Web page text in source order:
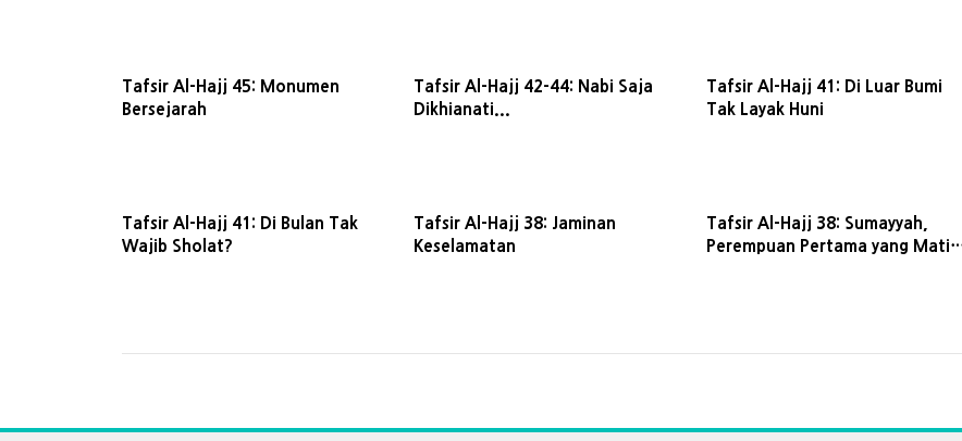
Tafsir Al-Hajj 45: Monumen
Bersejarah
Tafsir Al-Hajj 42-44: Nabi Saja
Dikhianati...
Tafsir Al-Hajj 41: Di Luar Bumi
Tak Layak Huni
Tafsir Al-Hajj 41: Di Bulan Tak
Wajib Sholat?
Tafsir Al-Hajj 38: Jaminan
Keselamatan
Tafsir Al-Hajj 38: Sumayyah,
Perempuan Pertama yang Mati